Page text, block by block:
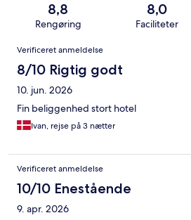
8,8
Rengøring
8,0
Faciliteter
Anmeldelser
Verificeret anmeldelse
8/10 Rigtig godt
10. jun. 2026
Fin beliggenhed stort hotel
Ivan, rejse på 3 nætter
Verificeret anmeldelse
10/10 Enestående
9. apr. 2026